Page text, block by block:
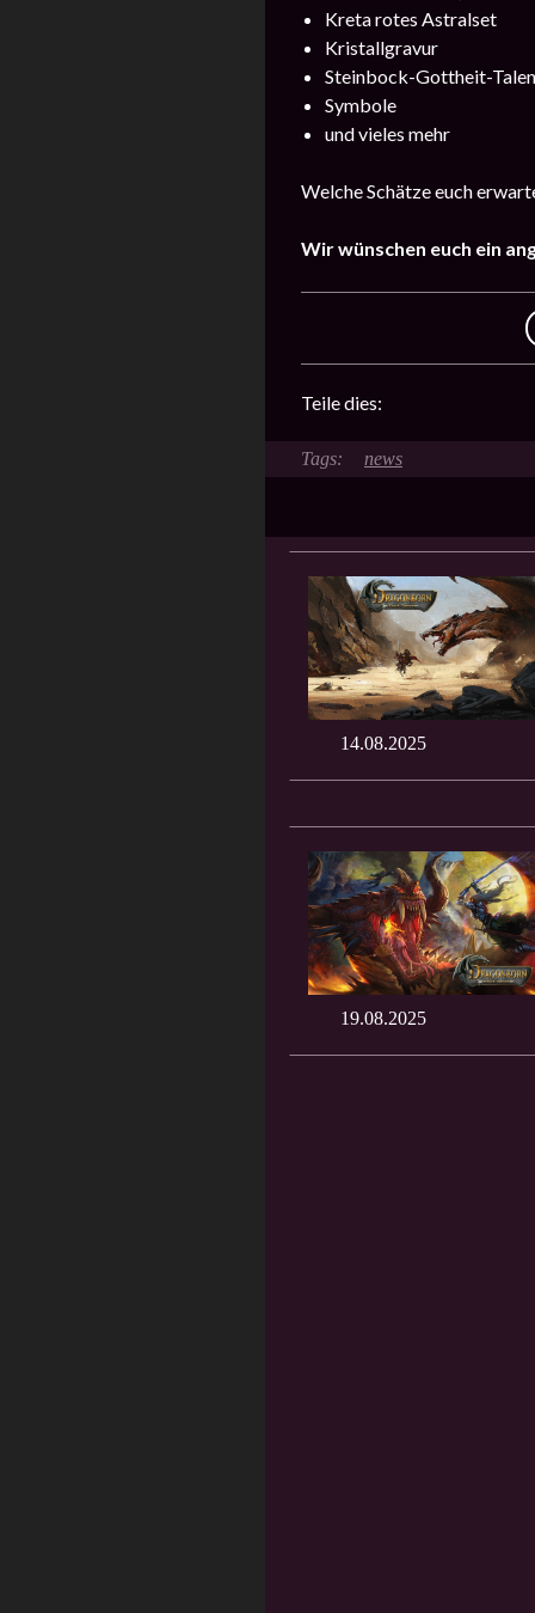
Kreta rotes Astralset
Kristallgravur
Steinbock-Gottheit-
Symbole
und vieles mehr
Welche Schätze euch
Wir wünschen euch ein
Teile dies:
news
14.08.2025
19.08.2025